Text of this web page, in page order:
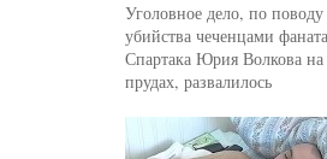
Уголовное дело, по поводу
убийства чеченцами фаната
Спартака Юрия Волкова
прудах, развалилось